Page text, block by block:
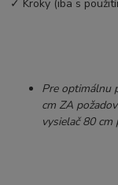
✓ Kroky (iba s
Pre optimálnu
cm ZA
vysielač 80